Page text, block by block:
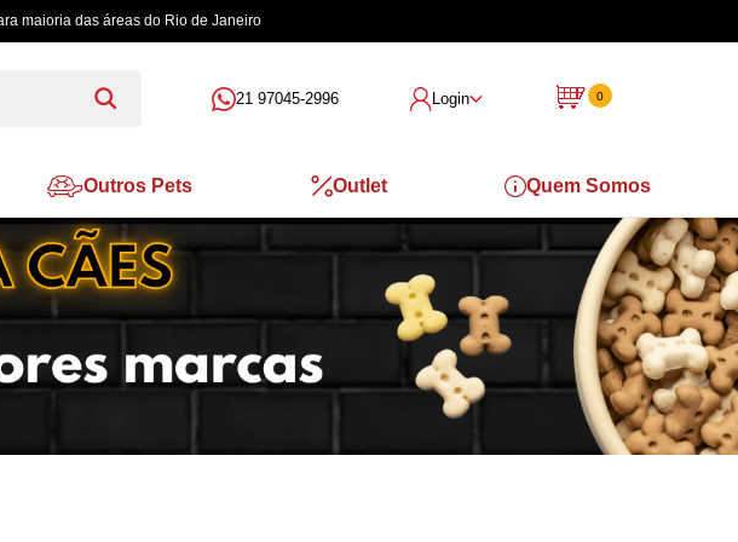
maioria das áreas do Rio de Janeiro
21 97045-2996 Login 0
Outros Pets Outlet Quem Somos